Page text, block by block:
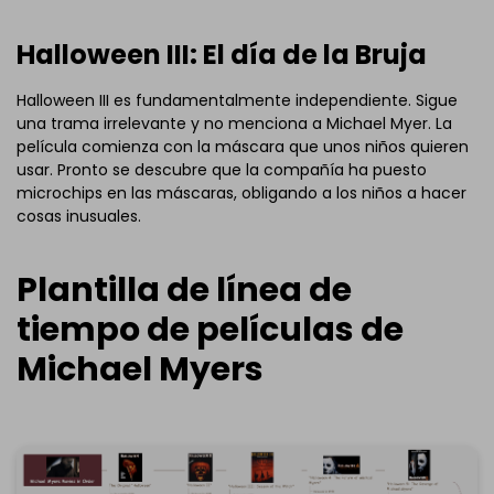
Halloween III: El día de la Bruja
Halloween III es fundamentalmente independiente. Sigue
una trama irrelevante y no menciona a Michael Myer. La
película comienza con la máscara que unos niños quieren
usar. Pronto se descubre que la compañía ha puesto
microchips en las máscaras, obligando a los niños a hacer
cosas inusuales.
Plantilla de línea de
tiempo de películas de
Michael Myers